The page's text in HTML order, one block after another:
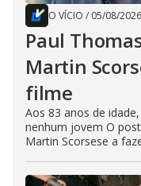
O VÍCIO / 05/08/2026
Paul
Martin
filme
Aos 83 anos de
nenhum jovem O
Martin Scorsese a